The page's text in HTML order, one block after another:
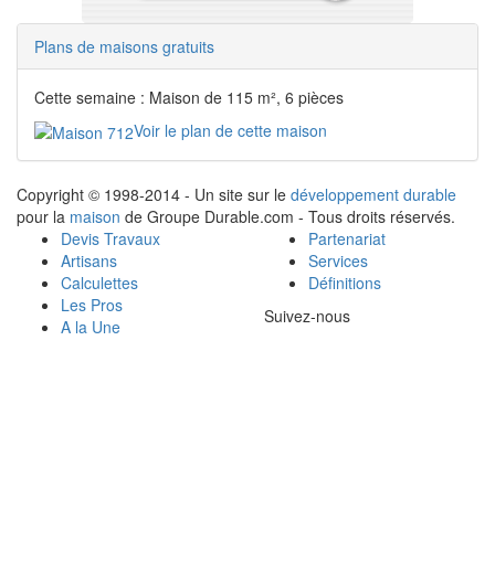
Plans de maisons gratuits
Cette semaine : Maison de 115 m², 6 pièces
Voir le plan de cette maison
Copyright © 1998-2014 - Un site sur le développement durable
pour la maison de Groupe Durable.com - Tous droits réservés.
Devis Travaux
Artisans
Calculettes
Les Pros
A la Une
Partenariat
Services
Définitions
Suivez-nous